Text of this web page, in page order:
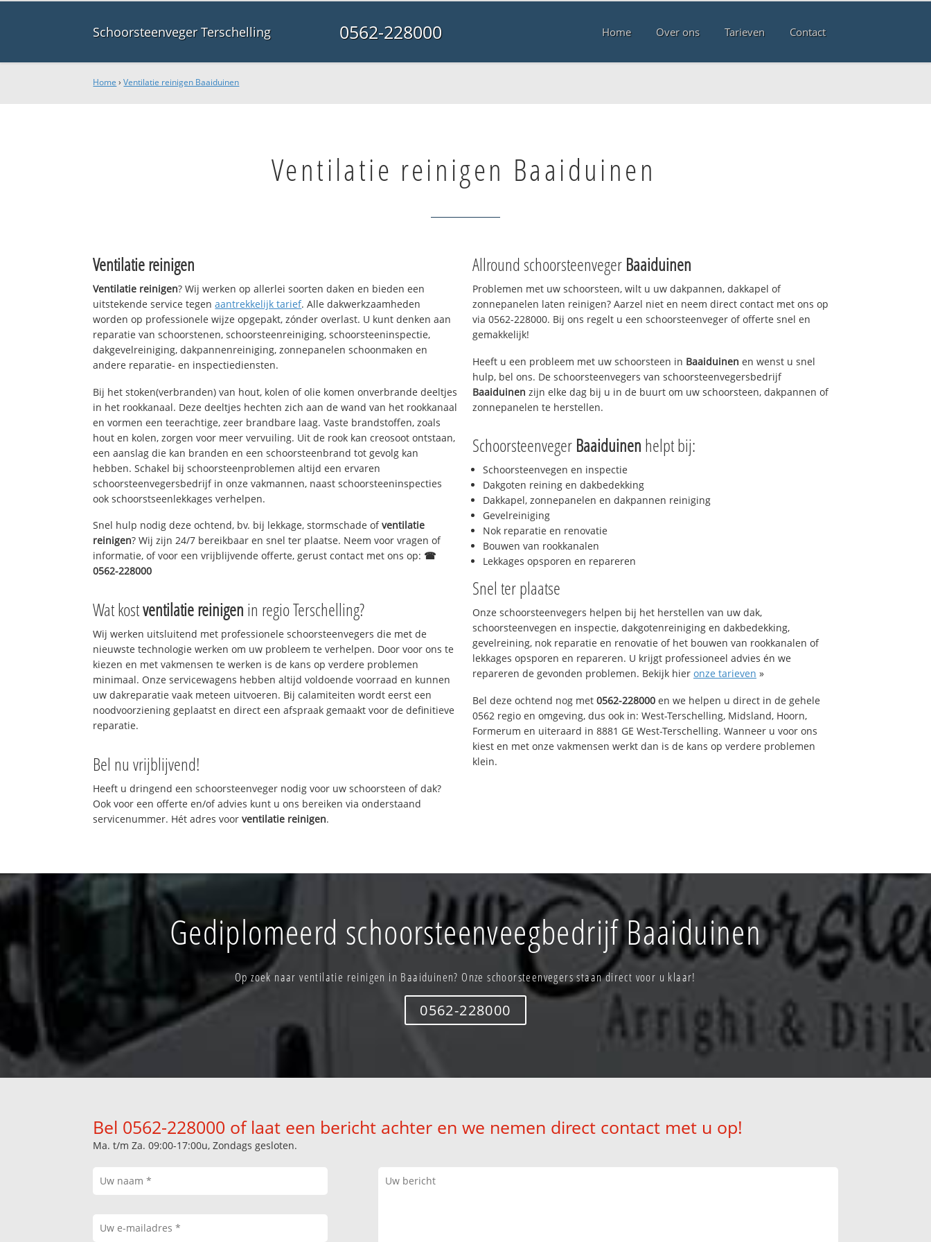
Schoorsteenveger Terschelling 0562-228000 Home Over ons Tarieven Contact
Home ›Ventilatie reinigen Baaiduinen
Ventilatie reinigen Baaiduinen
Ventilatie reinigen
Ventilatie reinigen? Wij werken op allerlei soorten daken en bieden een
uitstekende service tegenaantrekkelijk tarief. Alle dakwerkzaamheden
worden op professionele wijze opgepakt, zónder overlast. U kunt denken aan
reparatie van schoorstenen, schoorsteenreiniging, schoorsteeninspectie,
dakgevelreiniging, dakpannenreiniging, zonnepanelen schoonmaken en
andere reparatie- en inspectiediensten.
Bij het stoken(verbranden) van hout, kolen of olie komen onverbrande deeltjes
in het rookkanaal. Deze deeltjes hechten zich aan de wand van het rookkanaal
en vormen een teerachtige, zeer brandbare laag. Vaste brandstoffen, zoals
hout en kolen, zorgen voor meer vervuiling. Uit de rook kan creosoot ontstaan,
een aanslag die kan branden en een schoorsteenbrand tot gevolg kan
hebben. Schakel bij schoorsteenproblemen altijd een ervaren
schoorsteenvegersbedrijf in onze vakmannen, naast schoorsteeninspecties
ook schoorstseenlekkages verhelpen.
Snel hulp nodig deze ochtend, bv. bij lekkage, stormschade ofventilatie
reinigen? Wij zijn 24/7 bereikbaar en snel ter plaatse. Neem voor vragen of
informatie, of voor een vrijblijvende offerte, gerust contact met ons op: ☎
0562-228000
Wat kostventilatie reinigen in regio Terschelling?
Wij werken uitsluitend met professionele schoorsteenvegers die met de
nieuwste technologie werken om uw probleem te verhelpen. Door voor ons te
kiezen en met vakmensen te werken is de kans op verdere problemen
minimaal. Onze servicewagens hebben altijd voldoende voorraad en kunnen
uw dakreparatie vaak meteen uitvoeren. Bij calamiteiten wordt eerst een
noodvoorziening geplaatst en direct een afspraak gemaakt voor de definitieve
reparatie.
Bel nu vrijblijvend!
Heeft u dringend een schoorsteenveger nodig voor uw schoorsteen of dak?
Ook voor een offerte en/of advies kunt u ons bereiken via onderstaand
servicenummer. Hét adres voorventilatie reinigen.
Allround schoorsteenveger Baaiduinen
Problemen met uw schoorsteen, wilt u uw dakpannen, dakkapel of
zonnepanelen laten reinigen? Aarzel niet en neem direct contact met ons op
via 0562-228000. Bij ons regelt u een schoorsteenveger of offerte snel en
gemakkelijk!
Heeft u een probleem met uw schoorsteen in Baaiduinen en wenst u snel
hulp, bel ons. De schoorsteenvegers van schoorsteenvegersbedrijf
Baaiduinen zijn elke dag bij u in de buurt om uw schoorsteen, dakpannen of
zonnepanelen te herstellen.
Schoorsteenveger Baaiduinen helpt bij:
Schoorsteenvegen en inspectie
Dakgoten reining en dakbedekking
Dakkapel, zonnepanelen en dakpannen reiniging
Gevelreiniging
Nok reparatie en renovatie
Bouwen van rookkanalen
Lekkages opsporen en repareren
Snel ter plaatse
Onze schoorsteenvegers helpen bij het herstellen van uw dak,
schoorsteenvegen en inspectie, dakgotenreiniging en dakbedekking,
gevelreining, nok reparatie en renovatie of het bouwen van rookkanalen of
lekkages opsporen en repareren. U krijgt professioneel advies én we
repareren de gevonden problemen. Bekijk hier onze tarieven »
Bel deze ochtend nog met 0562-228000 en we helpen u direct in de gehele
0562 regio en omgeving, dus ook in: West-Terschelling, Midsland, Hoorn,
Formerum en uiteraard in 8881 GE West-Terschelling. Wanneer u voor ons
kiest en met onze vakmensen werkt dan is de kans op verdere problemen
klein.
Gediplomeerd schoorsteenveegbedrijf Baaiduinen
Op zoek naar ventilatie reinigen in Baaiduinen? Onze schoorsteenvegers staan direct voor u klaar!
0562-228000
Bel 0562-228000 of laat een bericht achter en we nemen direct contact met u op!
Ma. t/m Za. 09:00-17:00u, Zondags gesloten.